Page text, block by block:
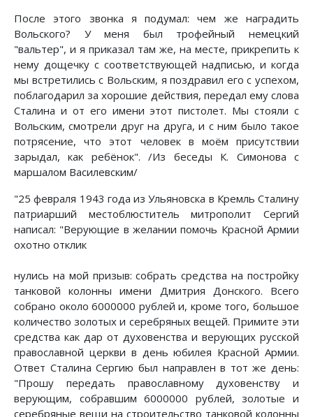
После этого звонка я подумал: чем же наградить
Вольского? У меня был трофейный немецкий
"вальтер", и я приказал там же, на месте, прикрепить к
нему дощечку с соответствующей надписью, и когда
мы встретились с Вольским, я поздравил его с успехом,
поблагодарил за хорошие действия, передал ему слова
Сталина и от его имени этот пистолет. Мы стояли с
Вольским, смотрели друг на друга, и с ним было такое
потрясение, что этот человек в моём присутствии
зарыдал, как ребёнок". /Из беседы К. Симонова с
маршалом Василевским/
"25 февраля 1943 года из Ульяновска в Кремль Сталину
патриарший местоблюститель митрополит Сергий
написал: "Верующие в желании помочь Красной Армии
охотно отклик
нулись на мой призыв: собрать средства на постройку
танковой колонны имени Дмитрия Донского. Всего
собрано около 6000000 рублей и, кроме того, большое
количество золотых и серебряных вещей. Примите эти
средства как дар от духовенства и верующих русской
православной церкви в день юбилея Красной Армии.
Ответ Сталина Сергию был направлен в тот же день:
"Прошу передать православному духовенству и
верующим, собравшим 6000000 рублей, золотые и
серебряные вещи на строительство танковой колонны